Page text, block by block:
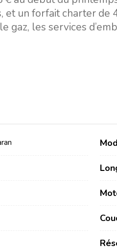
et un forfait charter
gaz, les services
Services